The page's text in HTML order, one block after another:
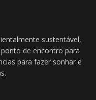
sustentável,
de encontro para
para fazer sonhar e